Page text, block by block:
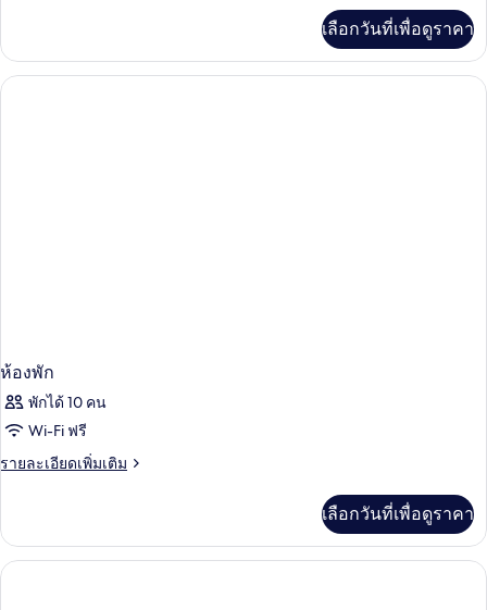
วิว
ทะเล
เกี่ยว
กับ
ห้อง
เลือกวันที่เพื่อดูราคา
ห้องพัก
พักได้ 10 คน
Wi-Fi ฟรี
รายละเอียดเพิ่มเติม
ราย
เกี่ยว
กับ
ห้อง
เลือกวันที่เพื่อดูราคา